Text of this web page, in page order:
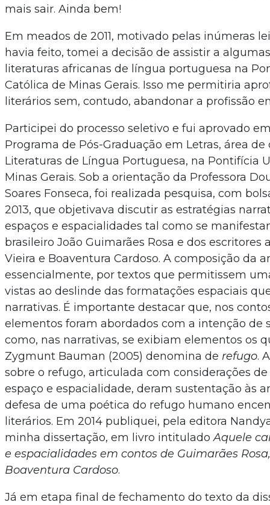
mais sair. Ainda bem!
Em meados de 2011, motivado pelas inúmeras
havia feito, tomei a decisão de assistir a
literaturas africanas de língua portuguesa na
Católica de Minas Gerais. Isso me permitiria
literários sem, contudo, abandonar a profissão
Participei do processo seletivo e fui aprovado
Programa de Pós-Graduação em Letras, área
Literaturas de Língua Portuguesa, na Pontifícia
Minas Gerais. Sob a orientação da Professora
Soares Fonseca, foi realizada pesquisa, com
2013, que objetivava discutir as estratégias
espaços e espacialidades tal como se
brasileiro João Guimarães Rosa e dos escritores
Vieira e Boaventura Cardoso. A composição da
essencialmente, por textos que permitissem
vistas ao deslinde das formatações espaciais
narrativas. É importante destacar que, nos
elementos foram abordados com a intenção de
como, nas narrativas, se exibiam elementos os
Zygmunt Bauman (2005) denomina de refugo.
sobre o refugo, articulada com considerações
espaço e espacialidade, deram sustentação às
defesa de uma poética do refugo humano
literários. Em 2014 publiquei, pela editora
minha dissertação, em livro intituladoAquele
e espacialidades em contos de Guimarães
Boaventura Cardoso.
Já em etapa final de fechamento do texto da